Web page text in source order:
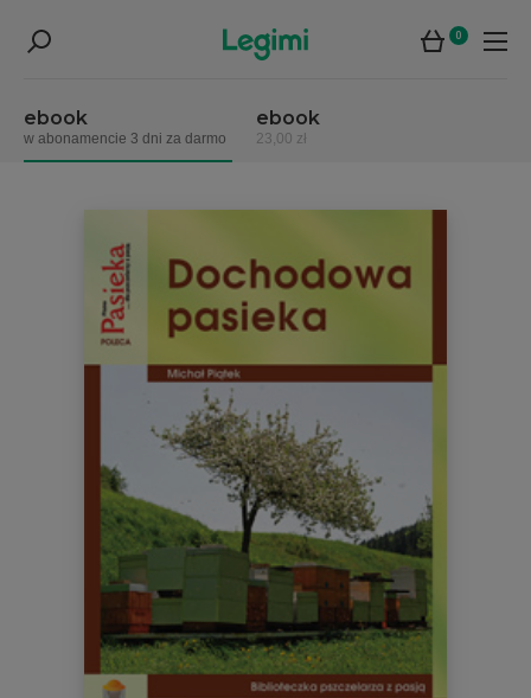
0
ebook
w abonamencie 3 dni za darmo
ebook
23,00 zł